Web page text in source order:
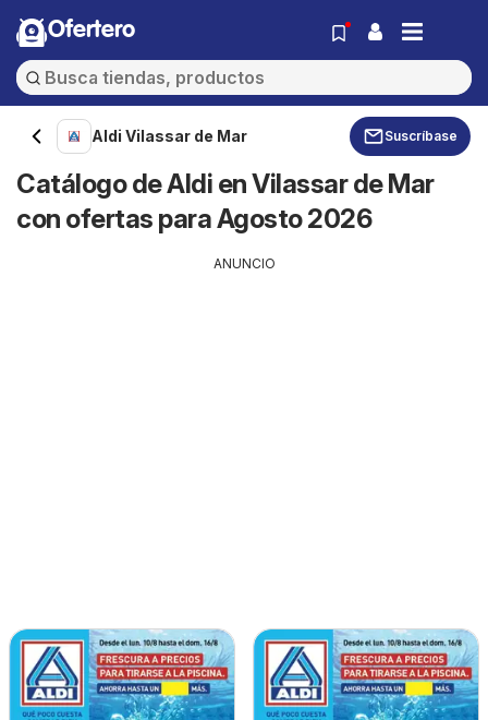
Ofertero
Aldi Vilassar de Mar Suscríbase
Catálogo de Aldi en Vilassar de Mar
con ofertas para Agosto 2026
ANUNCIO